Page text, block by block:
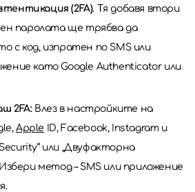
(2FA). Тя добавя втори
паролата ще трябва да
с код, изпратен по SMS или
като Google Authenticator или
2FA:Влез в настройките на
Apple ID, Facebook, Instagram и
или „Двуфакторна
метод – SMS или приложение